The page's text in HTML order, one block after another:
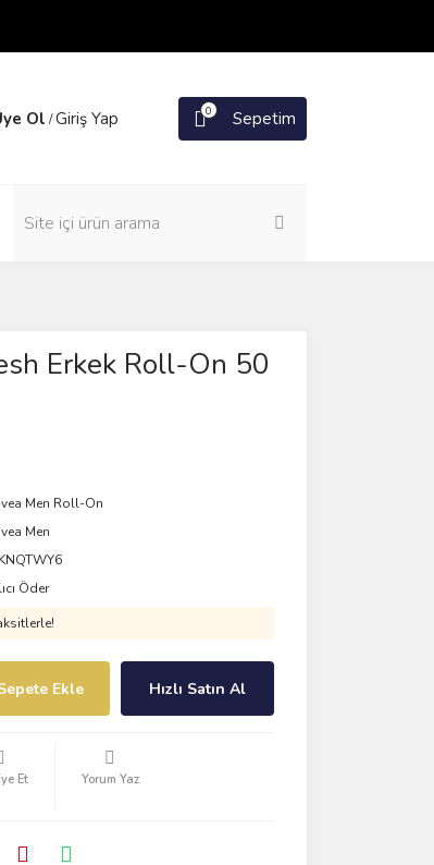
Ol /Giriş Yap 0 Sepetim
Erkek Roll-On 50
Men Roll-On
Men
Öder
Ekle Hızlı Satın Al
Et Yorum Yaz